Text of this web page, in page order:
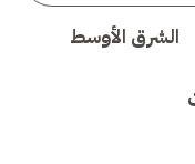
الشرق الأوسط